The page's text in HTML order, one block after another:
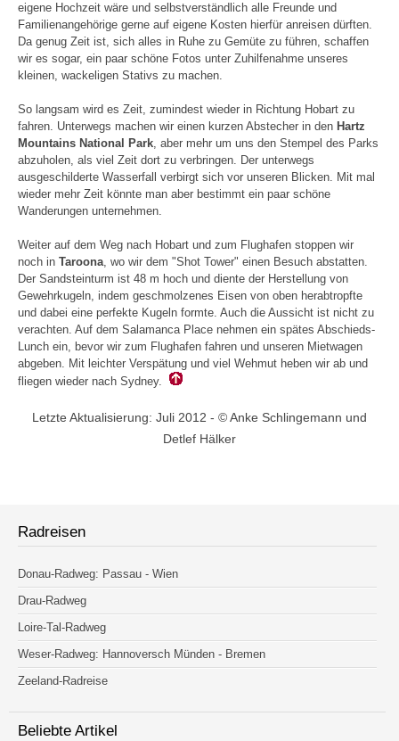
eigene Hochzeit wäre und selbstverständlich alle Freunde und
Familienangehörige gerne auf eigene Kosten hierfür anreisen dürften.
Da genug Zeit ist, sich alles in Ruhe zu Gemüte zu führen, schaffen
wir es sogar, ein paar schöne Fotos unter Zuhilfenahme unseres
kleinen, wackeligen Stativs zu machen.
So langsam wird es Zeit, zumindest wieder in Richtung Hobart zu
fahren. Unterwegs machen wir einen kurzen Abstecher in den Hartz
Mountains National Park, aber mehr um uns den Stempel des Parks
abzuholen, als viel Zeit dort zu verbringen. Der unterwegs
ausgeschilderte Wasserfall verbirgt sich vor unseren Blicken. Mit mal
wieder mehr Zeit könnte man aber bestimmt ein paar schöne
Wanderungen unternehmen.
Weiter auf dem Weg nach Hobart und zum Flughafen stoppen wir
noch in Taroona, wo wir dem "Shot Tower" einen Besuch abstatten.
Der Sandsteinturm ist 48 m hoch und diente der Herstellung von
Gewehrkugeln, indem geschmolzenes Eisen von oben herabtropfte
und dabei eine perfekte Kugeln formte. Auch die Aussicht ist nicht zu
verachten. Auf dem Salamanca Place nehmen ein spätes Abschieds-
Lunch ein, bevor wir zum Flughafen fahren und unseren Mietwagen
abgeben. Mit leichter Verspätung und viel Wehmut heben wir ab und
fliegen wieder nach Sydney.
Letzte Aktualisierung: Juli 2012 - © Anke Schlingemann und
Detlef Hälker
Radreisen
Donau-Radweg: Passau - Wien
Drau-Radweg
Loire-Tal-Radweg
Weser-Radweg: Hannoversch Münden - Bremen
Zeeland-Radreise
Beliebte Artikel